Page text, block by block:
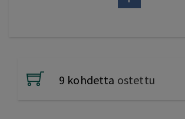
9 kohdetta ostettu